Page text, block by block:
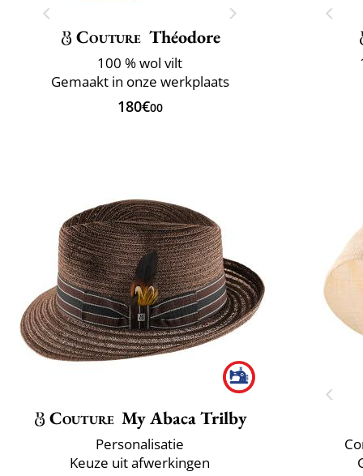
Couture Théodore
100 % wol vilt
Gemaakt in onze werkplaats
180€00
Couture My Abaca Trilby
Personalisatie
Keuze uit afwerkingen